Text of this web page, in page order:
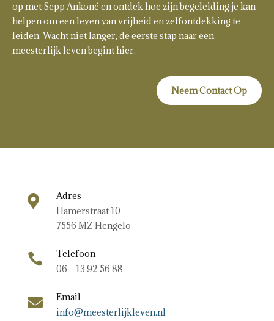
op met Sepp Ankoné en ontdek hoe zijn begeleiding je kan
helpen om een leven van vrijheid en zelfontdekking te
leiden. Wacht niet langer, de eerste stap naar een
meesterlijk leven begint hier.
Neem Contact Op

Adres
Hamerstraat 10
7556 MZ Hengelo

Telefoon
06 – 13 92 56 88

Email
info@meesterlijkleven.nl